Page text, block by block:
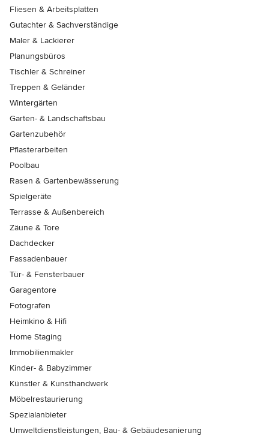
Fliesen & Arbeitsplatten
Gutachter & Sachverständige
Maler & Lackierer
Planungsbüros
Tischler & Schreiner
Treppen & Geländer
Wintergärten
Garten- & Landschaftsbau
Gartenzubehör
Pflasterarbeiten
Poolbau
Rasen & Gartenbewässerung
Spielgeräte
Terrasse & Außenbereich
Zäune & Tore
Dachdecker
Fassadenbauer
Tür- & Fensterbauer
Garagentore
Fotografen
Heimkino & Hifi
Home Staging
Immobilienmakler
Kinder- & Babyzimmer
Künstler & Kunsthandwerk
Möbelrestaurierung
Spezialanbieter
Umweltdienstleistungen, Bau- & Gebäudesanierung